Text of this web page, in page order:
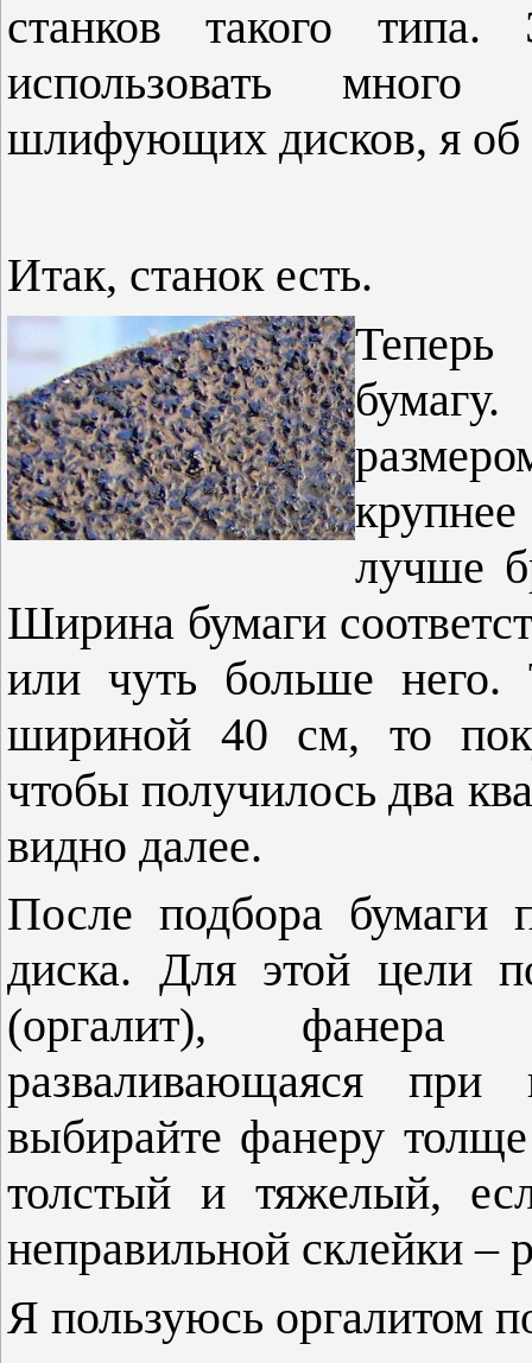
станков такого
использовать
шлифующих дисков, я об
Итак, станок есть.
лучше
Ширина бумаги
или чуть больше него.
шириной 40 см, то
чтобы получилось два
видно далее.
После подбора бумаги
диска. Для этой цели
(оргалит), фанера
разваливающаяся при
выбирайте фанеру
толстый и тяжелый,
неправильной склейки –
Я пользуюсь оргалитом